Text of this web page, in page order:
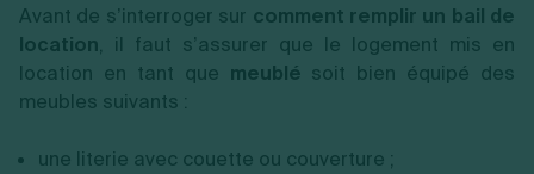
Avant de s’interroger sur comment remplir un bail de
location, il faut s’assurer que le logement mis en
location en tant que meublé soit bien équipé des
meubles suivants :
une literie avec couette ou couverture ;